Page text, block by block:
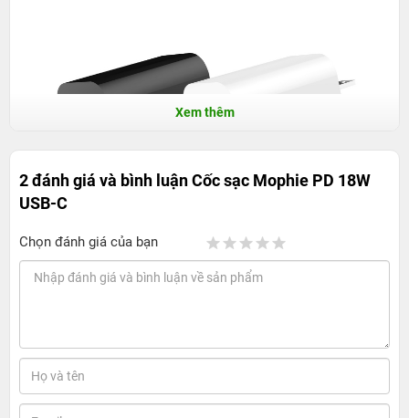
bóng sang trọng
Cốc sạc Mophie PD 18W USB-C có thiết kế rất nhỏ gọn,
diện tích không đáng kể khi cắm vào ổ điện, dễ dàng gắn
Xem thêm
2 đánh giá và bình luậnCốc sạc Mophie PD 18W
USB-C
Chọn đánh giá của bạn